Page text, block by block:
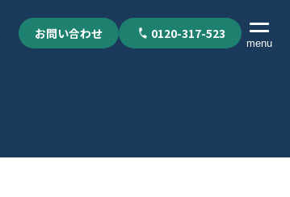
お問い合わせ 0120-317-523
menu